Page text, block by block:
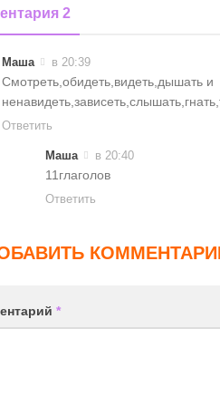
2
Маша в 20:39
Смотреть,обидеть,видеть,дышать и
Ответить
Маша в 20:40
11глаголов
Ответить
*